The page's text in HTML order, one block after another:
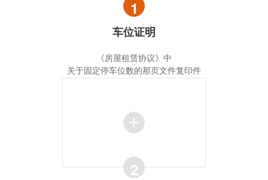
1
车位证明
《房屋租赁协议》中
关于固定停车位数的那页文件复印件
2